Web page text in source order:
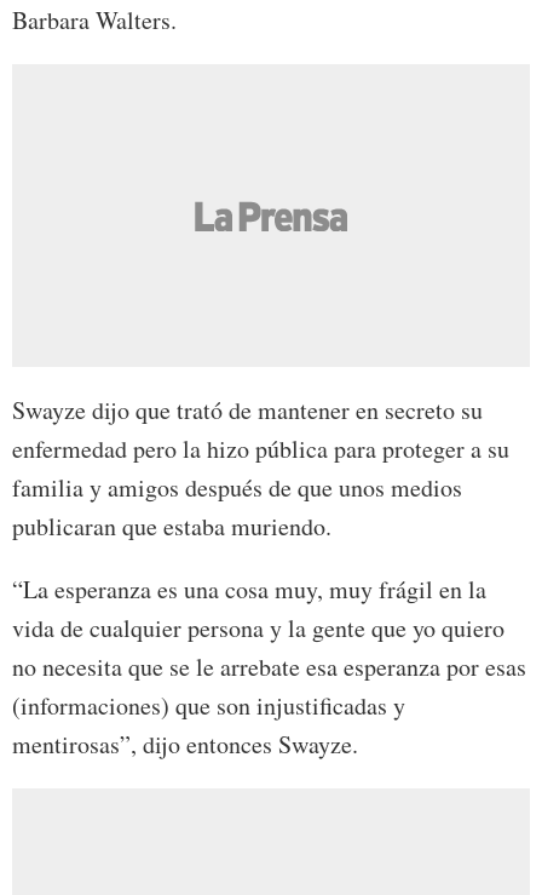
Barbara Walters.
Swayze dijo que trató de mantener en secreto su
enfermedad pero la hizo pública para proteger a su
familia y amigos después de que unos medios
publicaran que estaba muriendo.
“La esperanza es una cosa muy, muy frágil en la
vida de cualquier persona y la gente que yo quiero
no necesita que se le arrebate esa esperanza por esas
(informaciones) que son injustificadas y
mentirosas”, dijo entonces Swayze.